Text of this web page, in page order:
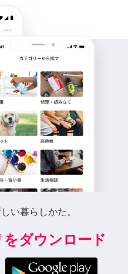
い暮らしかた。
ダウンロード